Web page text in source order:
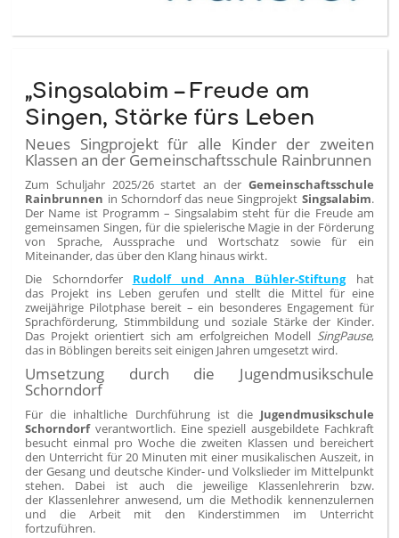
„Singsalabim – Freude am
Singen, Stärke fürs Leben
Neues Singprojekt für alle Kinder der zweiten
Klassen an der Gemeinschaftsschule Rainbrunnen
Zum Schuljahr 2025/26 startet an der Gemeinschaftsschule
Rainbrunnen in Schorndorf das neue Singprojekt Singsalabim.
Der Name ist Programm – Singsalabim steht für die Freude am
gemeinsamen Singen, für die spielerische Magie in der Förderung
von Sprache, Aussprache und Wortschatz sowie für ein
Miteinander, das über den Klang hinaus wirkt.
Die Schorndorfer Rudolf und Anna Bühler-Stiftunghat
das Projekt ins Leben gerufen und stellt die Mittel für eine
zweijährige Pilotphase bereit – ein besonderes Engagement für
Sprachförderung, Stimmbildung und soziale Stärke der Kinder.
Das Projekt orientiert sich am erfolgreichen Modell SingPause,
das in Böblingen bereits seit einigen Jahren umgesetzt wird.
Umsetzung durch die Jugendmusikschule
Schorndorf
Für die inhaltliche Durchführung ist die Jugendmusikschule
Schorndorfverantwortlich. Eine speziell ausgebildete Fachkraft
besucht einmal pro Woche die zweiten Klassen und bereichert
den Unterricht für 20 Minuten mit einer musikalischen Auszeit, in
der Gesang und deutsche Kinder- und Volkslieder im Mittelpunkt
stehen. Dabei ist auch die jeweilige Klassenlehrerin bzw.
der Klassenlehrer anwesend, um die Methodik kennenzulernen
und die Arbeit mit den Kinderstimmen im Unterricht
fortzuführen.